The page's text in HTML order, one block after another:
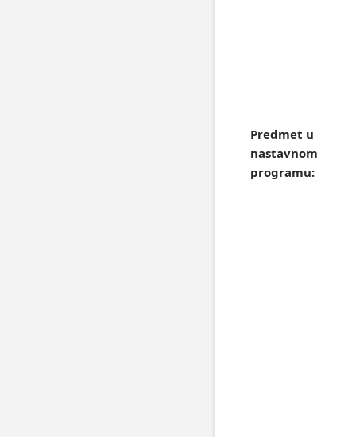
Predmet u
nastavnom
programu: